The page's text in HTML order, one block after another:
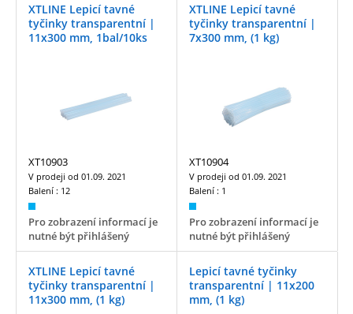
XTLINE Lepicí tavné
tyčinky transparentní |
11x300 mm, 1bal/10ks
XT10903
V prodeji od 01.09. 2021
Balení : 12
Pro zobrazení informací je
nutné být přihlášený
XTLINE Lepicí tavné
tyčinky transparentní |
7x300 mm, (1 kg)
XT10904
V prodeji od 01.09. 2021
Balení : 1
Pro zobrazení informací je
nutné být přihlášený
XTLINE Lepicí tavné
tyčinky transparentní |
11x300 mm, (1 kg)
Lepicí tavné tyčinky
transparentní | 11x200
mm, (1 kg)